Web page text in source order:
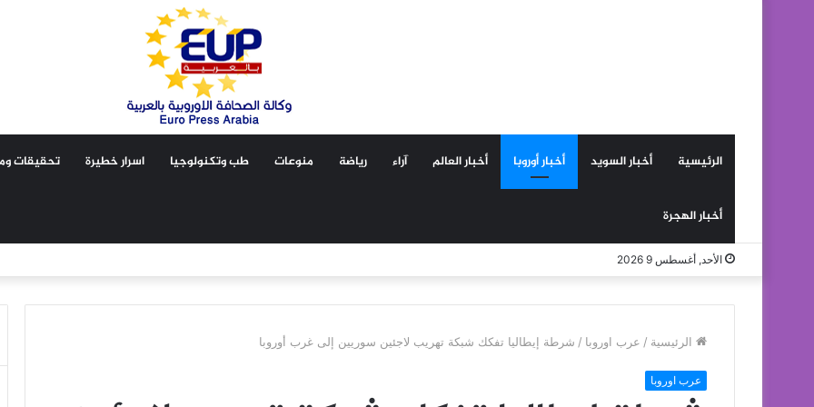
الرئيسية أخبار السويد أخبار أوروبا أخبار العالم آراء رياضة منوعات طب وتكنولوجيا اسرار خطيرة تحقيقات
أخبار الهجرة
الأحد, أغسطس 9 2026
الرئيسية / عرب اوروبا / شرطة إيطاليا تفكك شبكة تهريب لاجئين سوريين إلى غرب أوروبا
عرب اوروبا